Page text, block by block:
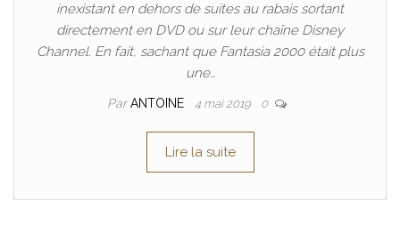
inexistant en dehors de suites au rabais sortant
directement en DVD ou sur leur chaîne Disney
Channel. En fait, sachant que Fantasia 2000 était plus
une…
ParANTOINE 4 mai 2019 0
Lire la suite